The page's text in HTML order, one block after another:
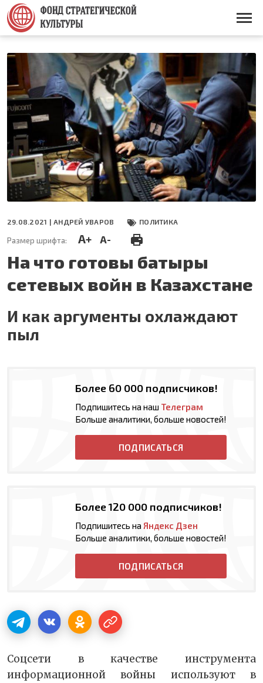
Перейти
основному
содержанию
Основная
29.08.2021 |АНДРЕЙ УВАРОВ ПОЛИТИКА
Размер шрифта: A+ A-
На что готовы батыры
сетевых войн в Казахстане
И как аргументы охлаждают
пыл
Более 60 000 подписчиков!
Подпишитесь на наш Телеграм
Больше аналитики, больше новостей!
ПОДПИСАТЬСЯ
Более 120 000 подписчиков!
Подпишитесь на Яндекс Дзен
Больше аналитики, больше новостей!
ПОДПИСАТЬСЯ
Соцсети в качестве инструмента
информационной войны используют в